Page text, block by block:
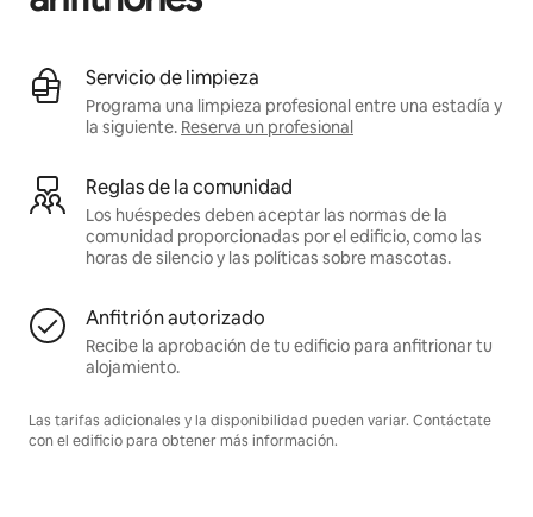
Servicio de limpieza
Programa una limpieza profesional entre una estadía y
la siguiente. Reserva un profesional
Reglas de la comunidad
Los huéspedes deben aceptar las normas de la
comunidad proporcionadas por el edificio, como las
horas de silencio y las políticas sobre mascotas.
Anfitrión autorizado
Recibe la aprobación de tu edificio para anfitrionar tu
alojamiento.
Las tarifas adicionales y la disponibilidad pueden variar. Contáctate
con el edificio para obtener más información.